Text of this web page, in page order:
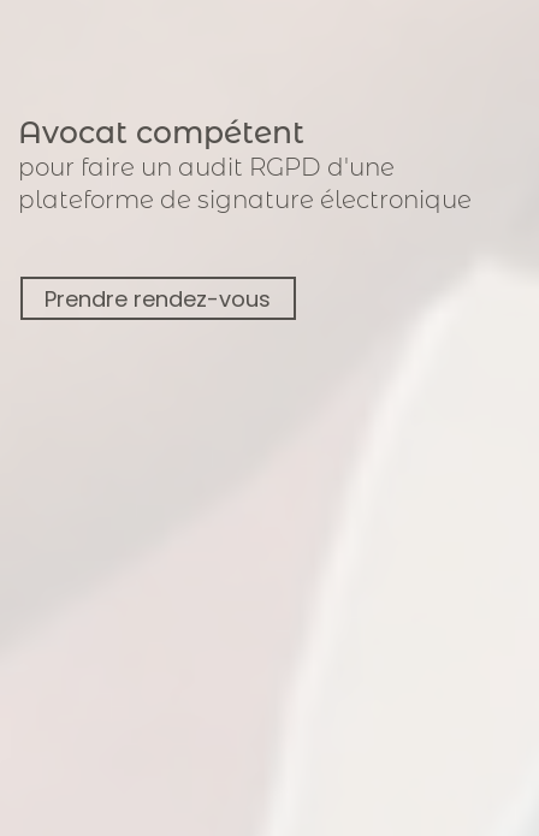
Avocat compétent
pour faire un audit RGPD d'une
plateforme de signature électronique
Prendre rendez-vous